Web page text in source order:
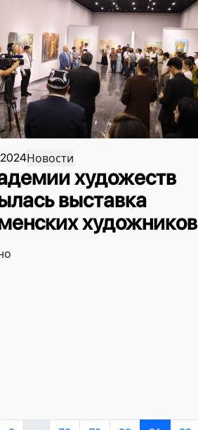
2024Новости
художеств
выставка
художников